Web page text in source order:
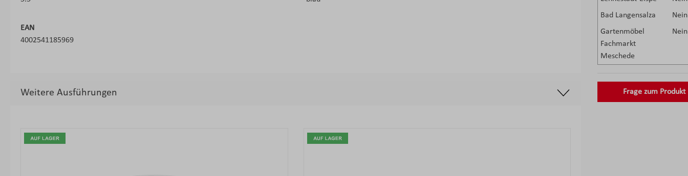
Bad Langensalza
Nein
Gartenmöbel
Fachmarkt
Meschede
Nein
Frage zum Produkt
EAN
4002541185969
Weitere Ausführungen